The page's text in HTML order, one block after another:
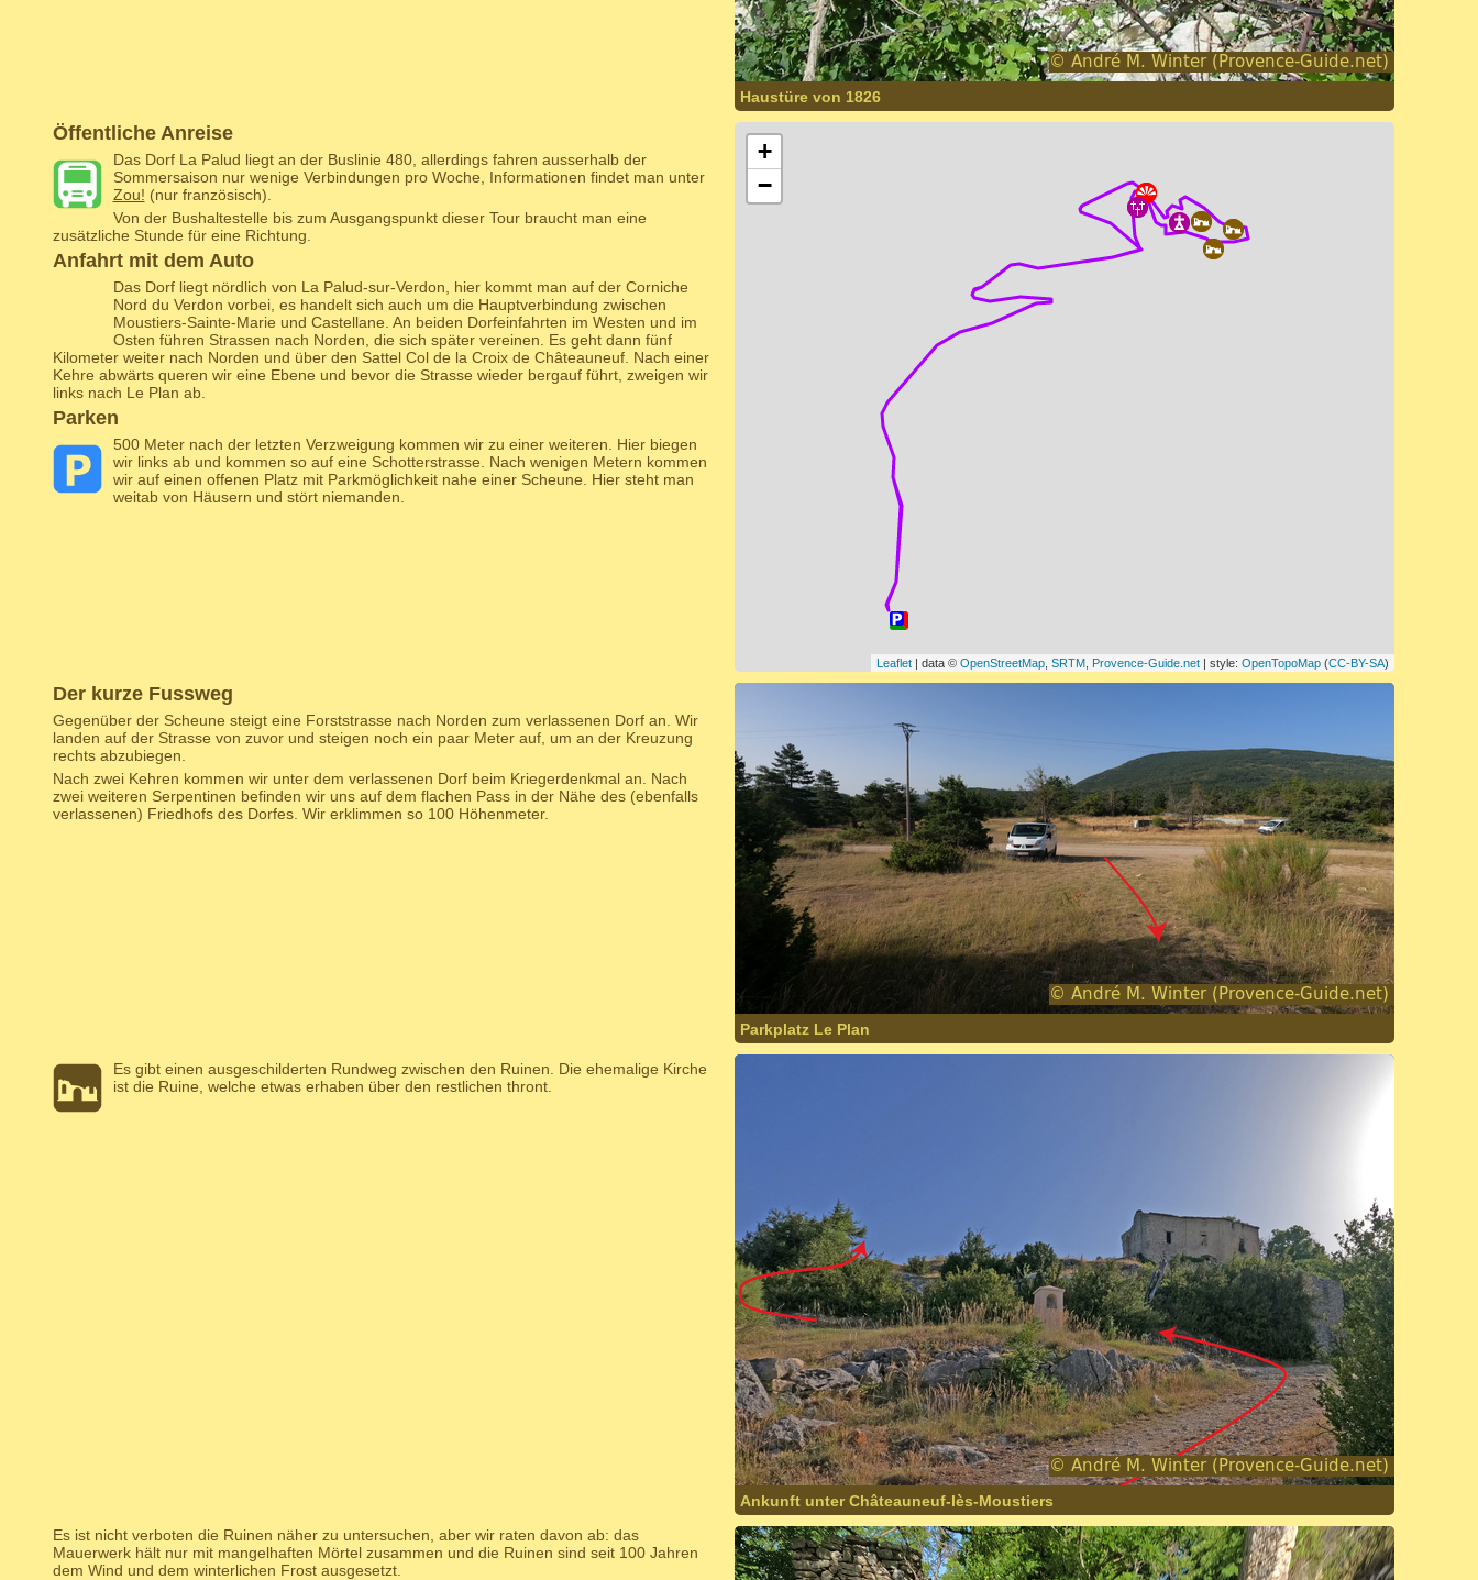
Haustüre von 1826
Öffentliche Anreise
Das Dorf La Palud liegt an der Buslinie 480, allerdings fahren ausserhalb der
Sommersaison nur wenige Verbindungen pro Woche, Informationen findet man unter
Zou! (nur französisch).
Von der Bushaltestelle bis zum Ausgangspunkt dieser Tour braucht man eine
zusätzliche Stunde für eine Richtung.
Anfahrt mit dem Auto
Das Dorf liegt nördlich von La Palud-sur-Verdon, hier kommt man auf der Corniche
Nord du Verdon vorbei, es handelt sich auch um die Hauptverbindung zwischen
Moustiers-Sainte-Marie und Castellane. An beiden Dorfeinfahrten im Westen und im
Osten führen Strassen nach Norden, die sich später vereinen. Es geht dann fünf
Kilometer weiter nach Norden und über den Sattel Col de la Croix de Châteauneuf. Nach einer
Kehre abwärts queren wir eine Ebene und bevor die Strasse wieder bergauf führt, zweigen wir
links nach Le Plan ab.
Parken
500 Meter nach der letzten Verzweigung kommen wir zu einer weiteren. Hier biegen
wir links ab und kommen so auf eine Schotterstrasse. Nach wenigen Metern kommen
wir auf einen offenen Platz mit Parkmöglichkeit nahe einer Scheune. Hier steht man
weitab von Häusern und stört niemanden.
+
−
Leaflet| data © OpenStreetMap, SRTM, Provence-Guide.net| style: OpenTopoMap(CC-BY-SA)
Der kurze Fussweg
Gegenüber der Scheune steigt eine Forststrasse nach Norden zum verlassenen Dorf an. Wir
landen auf der Strasse von zuvor und steigen noch ein paar Meter auf, um an der Kreuzung
rechts abzubiegen.
Nach zwei Kehren kommen wir unter dem verlassenen Dorf beim Kriegerdenkmal an. Nach
zwei weiteren Serpentinen befinden wir uns auf dem flachen Pass in der Nähe des (ebenfalls
verlassenen) Friedhofs des Dorfes. Wir erklimmen so 100 Höhenmeter.
Parkplatz Le Plan
Es gibt einen ausgeschilderten Rundweg zwischen den Ruinen. Die ehemalige Kirche
ist die Ruine, welche etwas erhaben über den restlichen thront.
Ankunft unter Châteauneuf-lès-Moustiers
Es ist nicht verboten die Ruinen näher zu untersuchen, aber wir raten davon ab: das
Mauerwerk hält nur mit mangelhaften Mörtel zusammen und die Ruinen sind seit 100 Jahren
dem Wind und dem winterlichen Frost ausgesetzt.